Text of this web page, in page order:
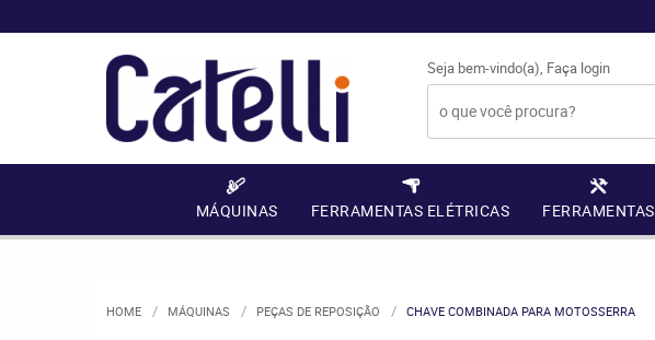
Seja bem-vindo(a), Faça login
MÁQUINAS FERRAMENTAS ELÉTRICAS FERRAMENTAS
HOME MÁQUINAS PEÇAS DE REPOSIÇÃO CHAVE COMBINADA PARA MOTOSSERRA